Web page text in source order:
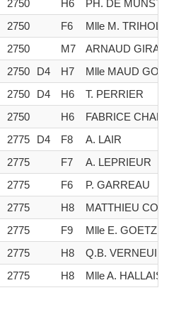
2750 H6
PH. DE
2750 F6
Mlle M.
2750 M7
ARNAUD
2750 D4 H7
Mlle MAUD
2750 D4 H6
T. PERRIER
2750 H6
FABRICE
2775 D4 F8
A. LAIR
2775 F7
A. LEPRIEUR
2775 F6
P. GARREAU
2775 H8
MATTHIEU
2775 F9
Mlle E. GOETZ
2775 H8
Q.B. VERNEUIL
2775 H8 Mlle A. HALLAIS